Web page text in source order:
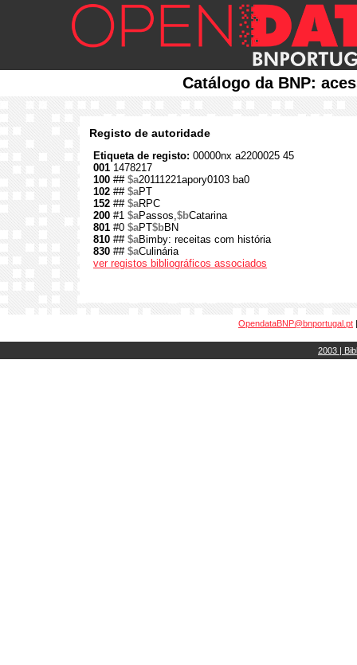
Catálogo da BNP:
Registo de autoridade
Etiqueta de registo: 00000nx a2200025 45
001 1478217
100 ## $a20111221apory0103 ba0
102 ## $aPT
152 ## $aRPC
200 #1 $aPassos,$bCatarina
801 #0 $aPT$bBN
810 ## $aBimby: receitas com história
830 ## $aCulinária
ver registos bibliográficos associados
OpendataBNP@bnportugal.pt
2003 |